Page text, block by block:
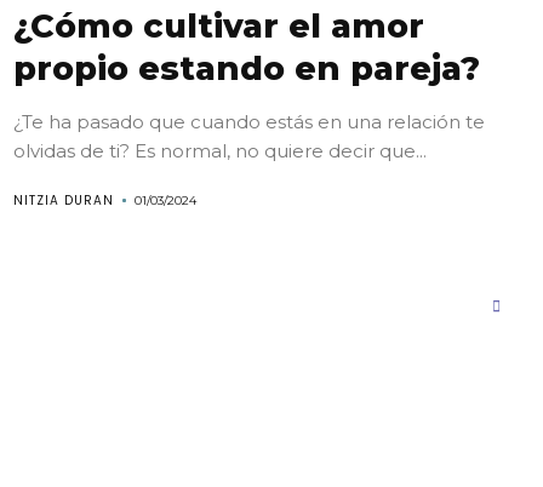
¿Cómo cultivar el amor
propio estando en pareja?
¿Te ha pasado que cuando estás en una relación te
olvidas de ti? Es normal, no quiere decir que...
NITZIA DURAN 01/03/2024